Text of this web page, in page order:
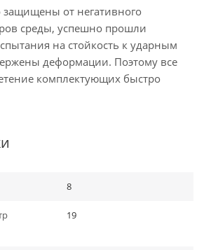
от негативного
среды, успешно прошли
на стойкость к ударным
деформации. Поэтому все
комплектующих быстро
8
19